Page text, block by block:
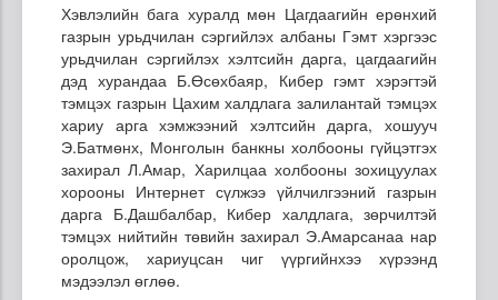
Хэвлэлийн бага хуралд мөн Цагдаагийн ерөнхий
газрын урьдчилан сэргийлэх албаны Гэмт хэргээс
урьдчилан сэргийлэх хэлтсийн дарга, цагдаагийн
дэд хурандаа Б.Өсөхбаяр, Кибер гэмт хэрэгтэй
тэмцэх газрын Цахим халдлага залилантай тэмцэх
хариу арга хэмжээний хэлтсийн дарга, хошууч
Э.Батмөнх, Монголын банкны холбооны гүйцэтгэх
захирал Л.Амар, Харилцаа холбооны зохицуулах
хорооны Интернет сүлжээ үйлчилгээний газрын
дарга Б.Дашбалбар, Кибер халдлага, зөрчилтэй
тэмцэх нийтийн төвийн захирал Э.Амарсанаа нар
оролцож, хариуцсан чиг үүргийнхээ хүрээнд
мэдээлэл өглөө.